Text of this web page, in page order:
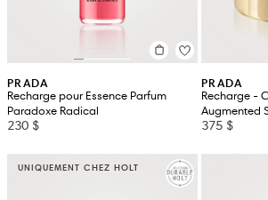
PRADA
Recharge pour Essence Parfum
Paradoxe Radical
230 $
PRADA
Recharge -
Augmented
375 $
UNIQUEMENT CHEZ HOLT